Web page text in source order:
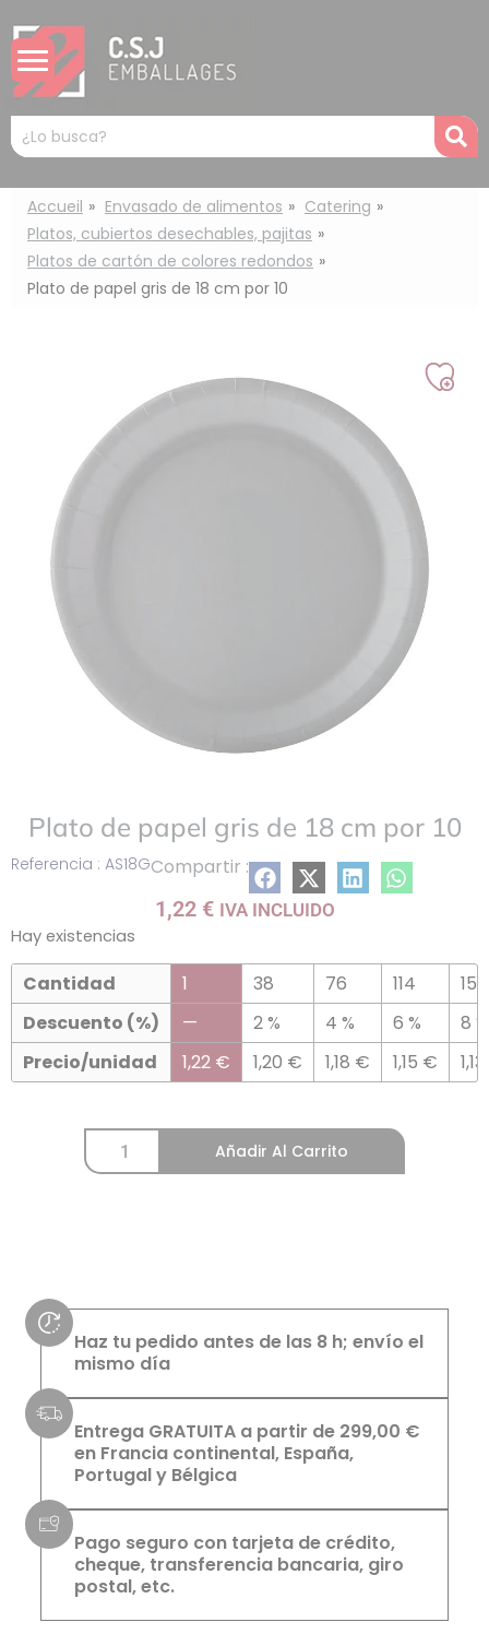
Mots
clés
:
Accueil Envasado de alimentos
Catering
Platos, cubiertos desechables, pajitas
Platos de cartón de colores redondos
Plato de papel gris de 18 cm por 10
Referencia : AS18GCompartir :
Plato de papel gris de 18 cm por 10
1,22 € IVA INCLUIDO
Hay existencias
Cantidad
Descuento (%)
Precio/unidad
1
—
1,22 €
38
2 %
1,20 €
76
4 %
1,18 €
114
6 %
1,15 €
8 %
1,13
Añadir Al Carrito
Haz tu pedido antes de las 8 h; envío el
mismo día
Entrega GRATUITA a partir de 299,00 €
en Francia continental, España,
Portugal y Bélgica
Pago seguro con tarjeta de crédito,
cheque, transferencia bancaria, giro
postal, etc.